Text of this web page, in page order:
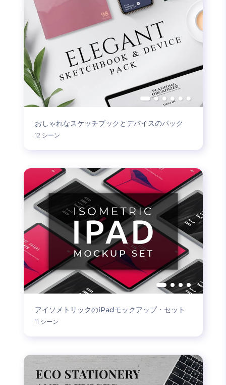
おしゃれなスケッチブックとデバイスのパック
12 シーン
アイソメトリックのiPadモックアップ・セット
11 シーン